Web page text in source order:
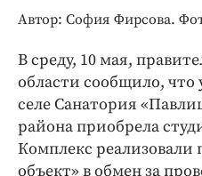
Блоги
Медиаперсона
Интересное чтиво
Клиника года
Бренд года
Автор: София Фирсова.
В среду, 10 мая,
области сообщило, что
селе Санатория
района приобрела
Комплекс реализовали
объект» в обмен за